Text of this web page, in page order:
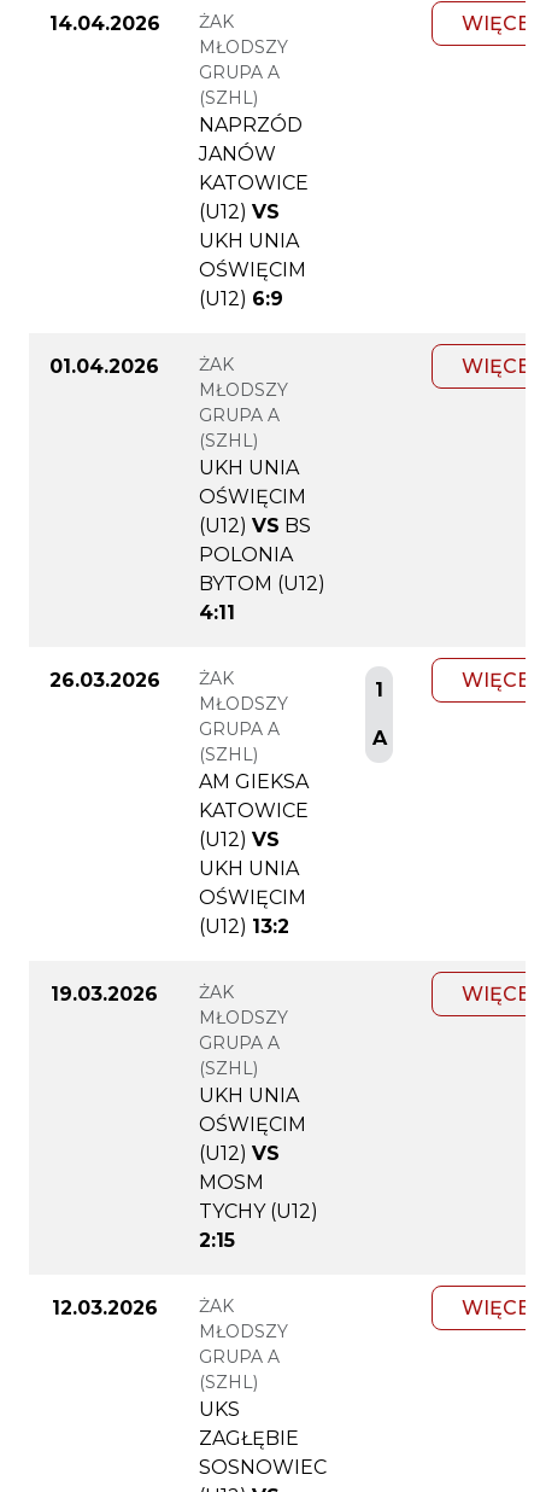
14.04.2026
ŻAK
MŁODSZY
GRUPA A
(SZHL)
NAPRZÓD
JANÓW
KATOWICE
(U12) VS
UKH UNIA
OŚWIĘCIM
(U12) 6:9
WIĘCEJ
01.04.2026
ŻAK
MŁODSZY
GRUPA A
(SZHL)
UKH UNIA
OŚWIĘCIM
(U12) VS BS
POLONIA
BYTOM (U12)
4:11
WIĘCEJ
26.03.2026
ŻAK
MŁODSZY
GRUPA A
(SZHL)
AM GIEKSA
KATOWICE
(U12) VS
UKH UNIA
OŚWIĘCIM
(U12) 13:2
1
A
WIĘCEJ
19.03.2026
ŻAK
MŁODSZY
GRUPA A
(SZHL)
UKH UNIA
OŚWIĘCIM
(U12) VS
MOSM
TYCHY (U12)
2:15
WIĘCEJ
12.03.2026
ŻAK
MŁODSZY
GRUPA A
(SZHL)
UKS
ZAGŁĘBIE
SOSNOWIEC
WIĘCEJ